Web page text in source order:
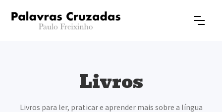
Livros
Livros para ler, praticar e aprender mais sobre a língua